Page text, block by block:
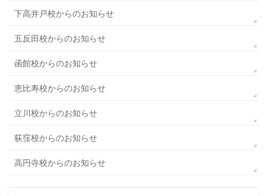
下高井戸校からのお知らせ
五反田校からのお知らせ
函館校からのお知らせ
恵比寿校からのお知らせ
立川校からのお知らせ
荻窪校からのお知らせ
高円寺校からのお知らせ